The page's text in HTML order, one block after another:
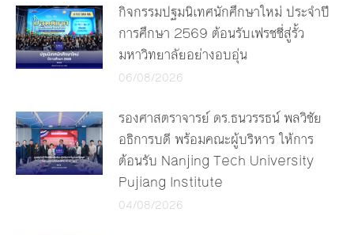
กิจกรรมปฐมนิเทศนักศึกษาใหม่ ประจำปี
การศึกษา 2569 ต้อนรับเฟรชชี่สู่รั้ว
มหาวิทยาลัยอย่างอบอุ่น
06/08/2026
รองศาสตราจารย์ ดร.ธนวรรธน์ พลวิชัย
อธิการบดี พร้อมคณะผู้บริหาร ให้การ
ต้อนรับ Nanjing Tech University
Pujiang Institute
04/08/2026